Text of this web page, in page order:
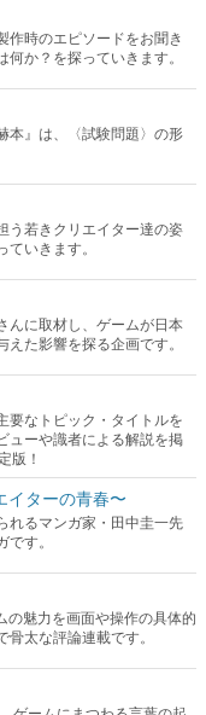
作時のエピソードをお聞き
か？を探っていきます。
本』は、〈試験問題〉の形
う若きクリエイター達の姿
いきます。
んに取材し、ゲームが日本
た影響を探る企画です。
要なトピック・タイトルを
ューや識者による解説を掲
版！
イターの青春〜
れるマンガ家・田中圭一先
す。
魅力を画面や操作の具体的
太な評論連載です。